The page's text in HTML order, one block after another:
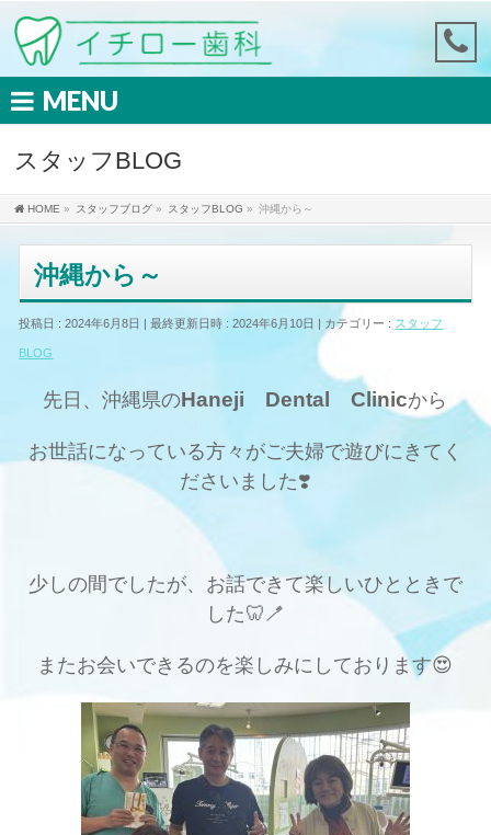
MENU
スタッフBLOG
HOME » スタッフブログ » スタッフBLOG » 沖縄から～
沖縄から～
投稿日 : 2024年6月8日 最終更新日時 : 2024年6月10日 カテゴリー : スタッフ
BLOG
先日、沖縄県のHaneji Dental Clinicから
お世話になっている方々がご夫婦で遊びにきてく
ださいました❣️
少しの間でしたが、お話できて楽しいひとときで
した🦷🪥
またお会いできるのを楽しみにしております😍